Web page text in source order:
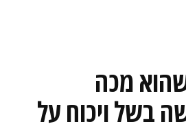
מכה
בשל ויכוח על